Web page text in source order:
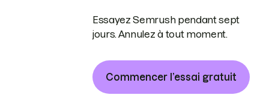
Essayez Semrush pendant sept
jours. Annulez à tout moment.
Commencer l’essai gratuit